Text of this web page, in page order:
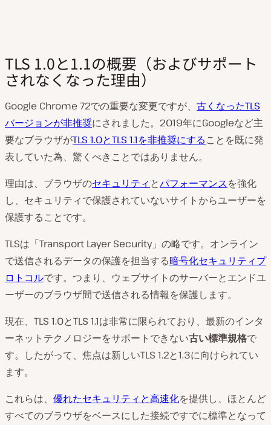
TLS 1.0と1.1の概要（およびサポート
されなくなった理由）
Google Chrome 72での重要な変更ですが、 古くなったTLS
バージョンが非推奨にされました。2019年にGoogleなど主
要なブラウザがTLS 1.0とTLS 1.1を非推奨にすることを既に発
表していた為、驚くべきことではありません。
理由は、ブラウザのセキュリティ とパフォーマンスを強化
し、セキュリティで保護されていないサイトからユーザーを
保護することです。
TLSは「Transport Layer Security」の略です。オンライン
で送信されるデータの保護を担当する暗号化セキュリティプ
ロトコルです。つまり、ウェブサイトのサーバーとエンドユ
ーザーのブラウザ間で送信される情報を保護します。
現在、TLS 1.0とTLS 1.1は非常に限られており、最新のインタ
ーネットテクノロジーをサポートできない古い標準規格で
す。したがって、焦点は新しいTLS 1.2と1.3に向けられてい
ます。
これらは、 優れたセキュリティと高速化を提供し、ほとんど
すべてのブラウザをベースにした接続ですでに標準となって